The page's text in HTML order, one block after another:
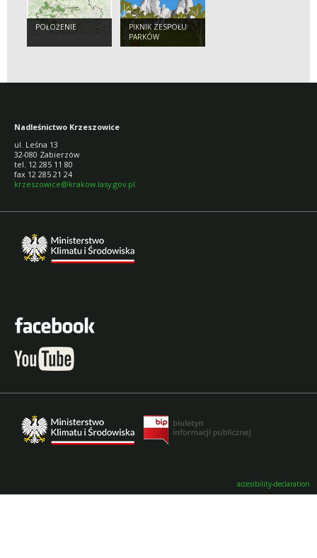
POŁOŻENIE
PIKNIK ZESPOŁU
PARKÓW
KRAJOBRAZOWYCH
Nadleśnictwo Krzeszowice
ul. Leśna 13
32-080 Zabierzów
tel. 12 285 11 80
fax 12 285 21 24
krzeszowice@krakow.lasy.gov.pl
accesibility-declaration